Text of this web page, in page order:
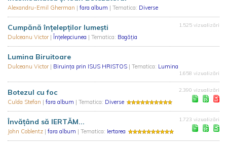
Alexandru-Emil Gherman | fara album | Tematica: Diverse
Cumpănă înțelepților lumești
Dulceanu Victor | Înțelepciunea | Tematica: Bogăția
1.525 vizualizări
Lumina Biruitoare
Dulceanu Victor | Biruința prin ISUS HRISTOS | Tematica: Lumina
1.658 vizualizări
Botezul cu foc
Culda Stefan | fara album | Tematica: Diverse
2.390 vizualizări
Învăţând să IERTĂM...
John Coblentz | fara album | Tematica: Iertarea
1.723 vizualizări